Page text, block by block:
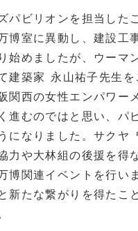
パビリオンを担当した
博室に異動し、建設工
始めましたが、ウーマ
建築家 永山祐子先生
関西の女性エンパワー
進むのではと思い、パ
になりました。サクヤ
力や大林組の後援を得
博関連イベントを行い
新たな繋がりを得たこ